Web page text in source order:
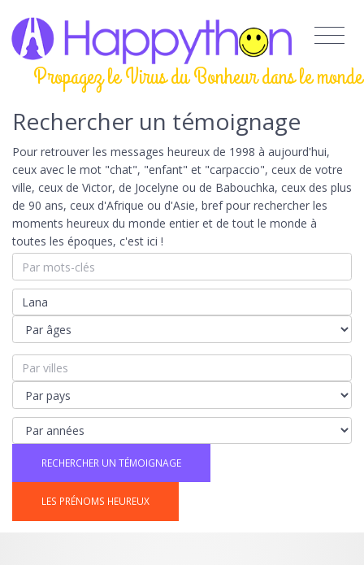
Propagez le Virus du Bonheur dans le monde
Rechercher un témoignage
Pour retrouver les messages heureux de 1998 à aujourd'hui,
ceux avec le mot "chat", "enfant" et "carpaccio", ceux de votre
ville, ceux de Victor, de Jocelyne ou de Babouchka, ceux des plus
de 90 ans, ceux d'Afrique ou d'Asie, bref pour rechercher les
moments heureux du monde entier et de tout le monde à
toutes les époques, c'est ici !
LES PRÉNOMS HEUREUX